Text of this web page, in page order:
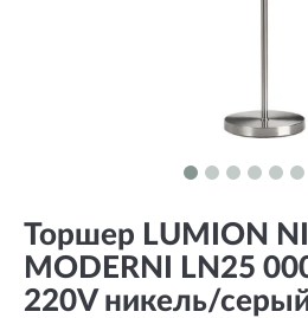
Торшер LUMION
MODERNI LN25
220V никель/